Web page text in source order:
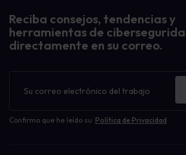
Reciba consejos, tendencias y
herramientas de
directamente en su correo.
Confirmo que he leído su Política de Privacidad